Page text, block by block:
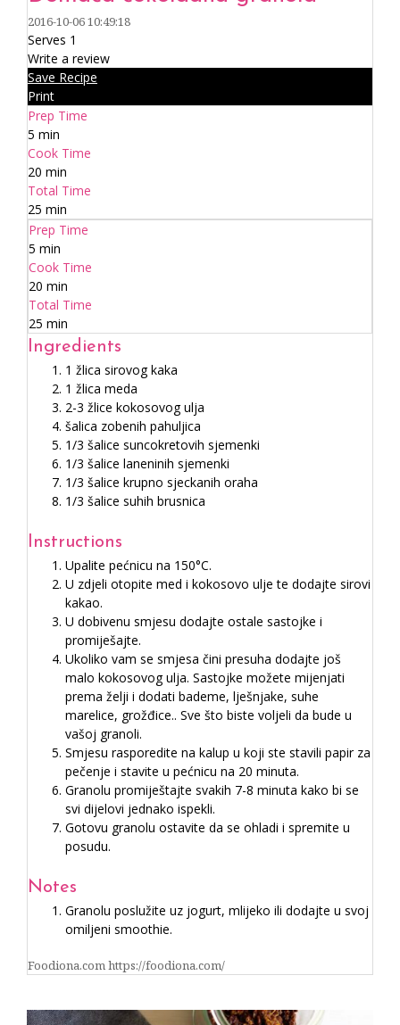
2016-10-06 10:49:18
Serves 1
Write a review
Save Recipe
Print
Prep Time
5 min
Cook Time
20 min
Total Time
25 min
Prep Time
5 min
Cook Time
20 min
Total Time
25 min
Ingredients
1 žlica sirovog kaka
1 žlica meda
2-3 žlice kokosovog ulja
šalica zobenih pahuljica
1/3 šalice suncokretovih sjemenki
1/3 šalice laneninih sjemenki
1/3 šalice krupno sjeckanih oraha
1/3 šalice suhih brusnica
Instructions
Upalite pećnicu na 150°C.
U zdjeli otopite med i kokosovo ulje te dodajte sirovi
kakao.
U dobivenu smjesu dodajte ostale sastojke i
promiješajte.
Ukoliko vam se smjesa čini presuha dodajte još
malo kokosovog ulja. Sastojke možete mijenjati
prema želji i dodati bademe, lješnjake, suhe
marelice, grožđice.. Sve što biste voljeli da bude u
vašoj granoli.
Smjesu rasporedite na kalup u koji ste stavili papir za
pečenje i stavite u pećnicu na 20 minuta.
Granolu promiještajte svakih 7-8 minuta kako bi se
svi dijelovi jednako ispekli.
Gotovu granolu ostavite da se ohladi i spremite u
posudu.
Notes
Granolu poslužite uz jogurt, mlijeko ili dodajte u svoj
omiljeni smoothie.
Foodiona.com https://foodiona.com/